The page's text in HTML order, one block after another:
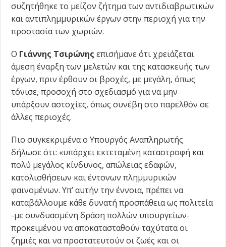
συζητήθηκε το μείζον ζήτημα των αντιδιαβρωτικών
και αντιπλημμυρικών έργων στην περιοχή για την
προστασία των χωριών.
Ο Γιάννης Τσιρώνης επισήμανε ότι χρειάζεται
άμεση έναρξη των μελετών και της κατασκευής των
έργων, πριν έρθουν οι βροχές, με μεγάλη, όπως
τόνισε, προσοχή στο σχεδιασμό για να μην
υπάρξουν αστοχίες, όπως συνέβη στο παρελθόν σε
άλλες περιοχές.
Πιο συγκεκριμένα ο Υπουργός Αναπληρωτής
δήλωσε ότι: «υπάρχει εκτεταμένη καταστροφή και
πολύ μεγάλος κίνδυνος, απώλειας εδαφών,
κατολισθήσεων και έντονων πλημμυρικών
φαινομένων. Υπ’ αυτήν την έννοια, πρέπει να
καταβάλλουμε κάθε δυνατή προσπάθεια ως πολιτεία
-με συνδυασμένη δράση πολλών υπουργείων-
προκειμένου να αποκατασταθούν ταχύτατα οι
ζημιές και να προστατευτούν οι ζωές και οι